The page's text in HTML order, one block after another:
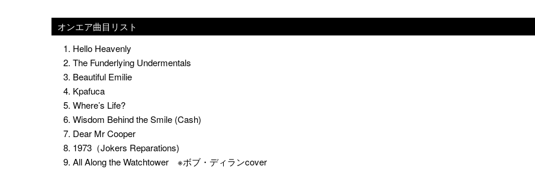
オンエア曲目リスト
1. Hello Heavenly
2. The Funderlying Undermentals
3. Beautiful Emilie
4. Kpafuca
5. Where’s Life?
6. Wisdom Behind the Smile (Cash)
7. Dear Mr Cooper
8. 1973（Jokers Reparations)
9. All Along the Watchtower ※ボブ・ディランcover